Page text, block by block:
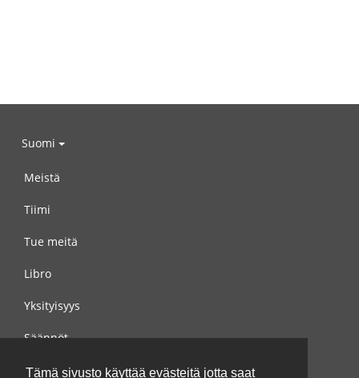
Tämä sivusto käyttää evästeitä jotta saat
Suomi
Meistä
Tiimi
Tue meitä
Libro
Yksityisyys
Säännöt
Ota yhteyttä meihin